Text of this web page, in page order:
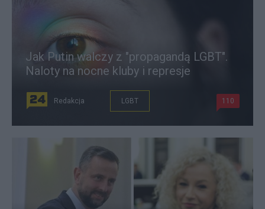
Jak Putin walczy z "propagandą LGBT".
Naloty na nocne kluby i represje
Redakcja LGBT 110